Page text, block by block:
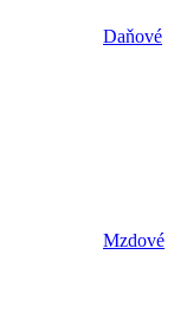
Daňové
Mzdové